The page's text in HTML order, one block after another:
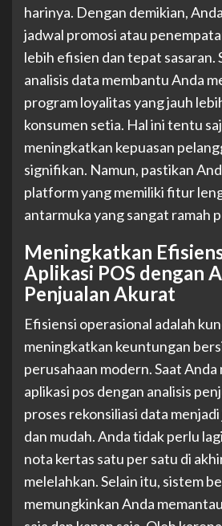
harinya. Dengan demikian,
jadwal promosi atau
lebih efisien dan tepat sasaran.
analisis data membantu Anda
program loyalitas yang jauh
konsumen setia. Hal ini tentu
meningkatkan kepuasan
signifikan. Namun, pastikan
platform yang memiliki fitur
antarmuka yang sangat ramah
Meningkatkan
Aplikasi POS dengan
Penjualan Akurat
Efisiensi operasional adalah
meningkatkan keuntungan
perusahaan modern. Saat
aplikasi pos dengan analisis
proses rekonsiliasi data
dan mudah. Anda tidak perlu
nota kertas satu per satu di
melelahkan. Selain itu, sistem
memungkinkan Anda